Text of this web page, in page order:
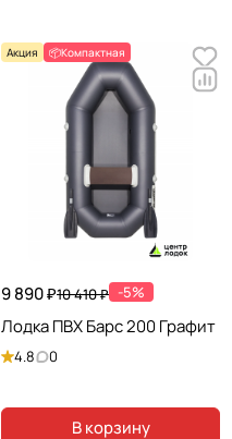
Акция 📦Компактная
9 890 ₽10 410 ₽ -5%
Лодка ПВХ Барс 200 Графит
4.8 0
В корзину